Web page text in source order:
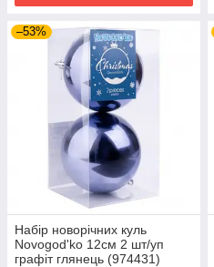
–53%
Набір новорічних куль
Novogod'ko 12см 2 шт/уп
графіт глянець (974431)